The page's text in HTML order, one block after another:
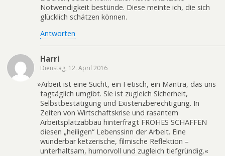
Notwendigkeit bestünde. Diese meinte ich, die sich
glücklich schätzen können.
Antworten
Harri
Dienstag, 12. April 2016
»Arbeit ist eine Sucht, ein Fetisch, ein Mantra, das uns
tagtäglich umgibt. Sie ist zugleich Sicherheit,
Selbstbestätigung und Existenzberechtigung. In
Zeiten von Wirtschaftskrise und rasantem
Arbeitsplatzabbau hinterfragt FROHES SCHAFFEN
diesen „heiligen“ Lebenssinn der Arbeit. Eine
wunderbar ketzerische, filmische Reflektion –
unterhaltsam, humorvoll und zugleich tiefgründig.«